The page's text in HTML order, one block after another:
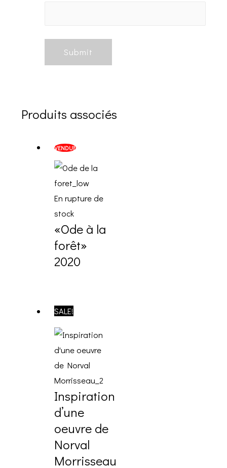
Produits associés
VENDUE
En rupture de
stock
«Ode à la
forêt»
2020
SALE!
Inspiration
d’une
oeuvre de
Norval
Morrisseau